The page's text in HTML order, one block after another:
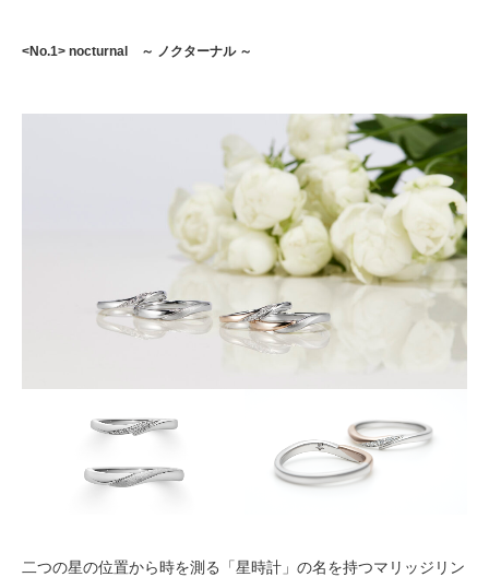
<No.1> nocturnal ～ ノクターナル ～
二つの星の位置から時を測る「星時計」の名を持つマリッジリン